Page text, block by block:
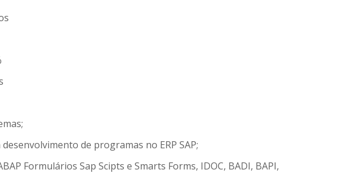
de programas no ERP SAP;
Formulários Sap Scipts e Smarts Forms, IDOC, BADI, BAPI,